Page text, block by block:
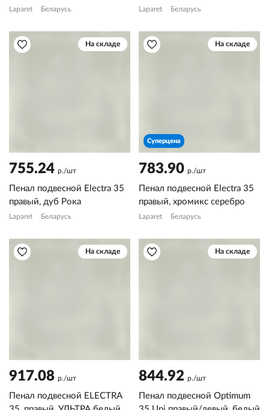
Laparet Беларусь Laparet Беларусь
На складе
755.24 р./шт
Пенал подвесной Electra 35
правый, дуб Рока
Laparet Беларусь
На складе
Суперцена
783.90 р./шт
Пенал подвесной Electra 35
правый, хромикс серебро
Laparet Беларусь
На складе
917.08 р./шт
Пенал подвесной ELECTRA
На складе
844.92 р./шт
Пенал подвесной Optimum